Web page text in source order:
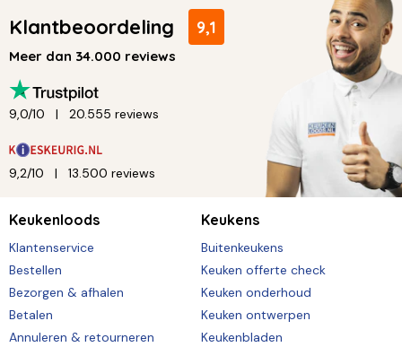
Klantbeoordeling 9,1
Meer dan 34.000 reviews
9,0/10 20.555 reviews
9,2/10 13.500 reviews
Keukenloods
Klantenservice
Bestellen
Bezorgen & afhalen
Betalen
Annuleren & retourneren
Keukens
Buitenkeukens
Keuken offerte check
Keuken onderhoud
Keuken ontwerpen
Keukenbladen